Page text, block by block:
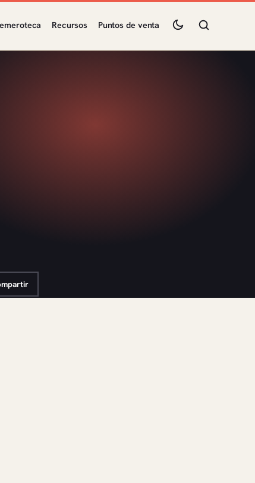
Recursos Puntos de venta